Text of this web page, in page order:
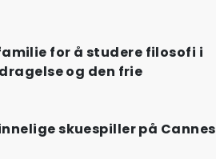
for å studere filosofi i
og den frie
skuespiller på Cannes